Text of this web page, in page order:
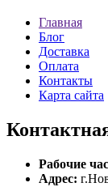
Главная
Блог
Доставка
Оплата
Контакты
Карта сайта
Рабочие
Адрес: